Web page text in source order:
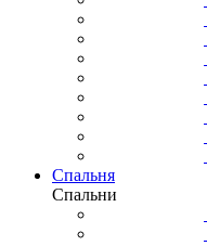
Спальня
Спальни